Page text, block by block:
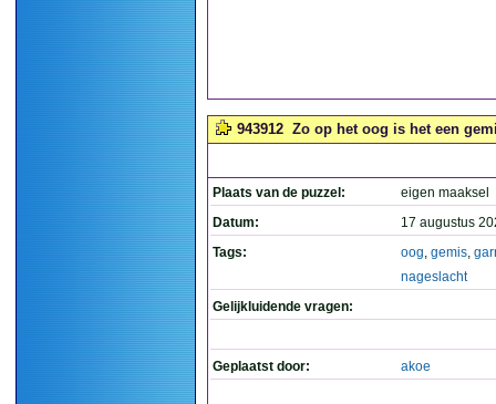
943912 Zo op het oog is het een
Plaats van de puzzel:
eigen maaksel
Datum:
17 augustus
Tags:
oog, gemis,
nageslacht
Gelijkluidende vragen:
Geplaatst door: akoe